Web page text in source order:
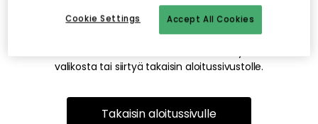
Tämä voi johtua siitä, että sivua ei enää ole tai siitä, että se
on siirretty muualle. Pahoittelemme tästä mahdollisesti
valikosta tai siirtyä takaisin aloitussivustolle.
Takaisin aloitussivulle
Accept All Cookies
Cookie Settings